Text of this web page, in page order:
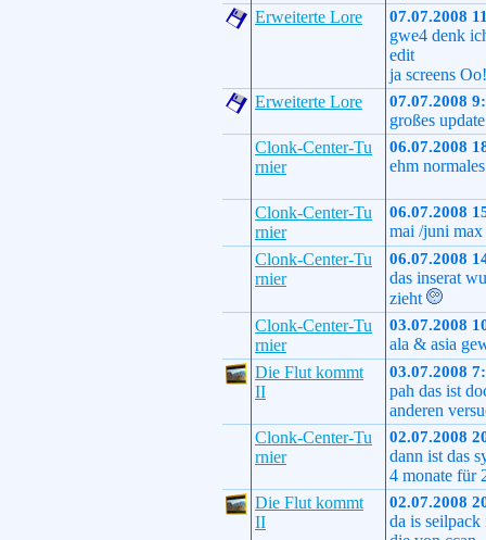
Erweiterte Lore
07.07.2008
gwe4 denk
edit
ja screens
Erweiterte Lore
07.07.2008
großes
Clonk-Center-Tu
rnier
06.07.2008
ehm
Clonk-Center-Tu
rnier
06.07.2008
mai /juni max
Clonk-Center-Tu
rnier
06.07.2008
das inserat
zieht
Clonk-Center-Tu
rnier
03.07.2008
ala & asia
Die Flut kommt
II
03.07.2008
pah das ist
anderen
Clonk-Center-Tu
rnier
02.07.2008
dann ist das
4 monate für
Die Flut kommt
II
02.07.2008
da is